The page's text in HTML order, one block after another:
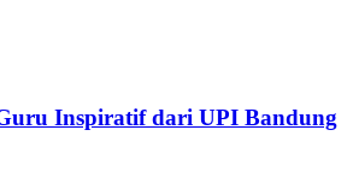
Inspiratif dari UPI Bandung